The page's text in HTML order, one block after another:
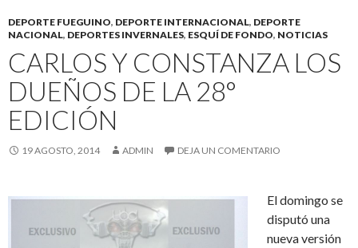
DEPORTE FUEGUINO, DEPORTE INTERNACIONAL, DEPORTE
NACIONAL, DEPORTES INVERNALES, ESQUÍ DE FONDO, NOTICIAS
CARLOS Y CONSTANZA LOS
DUEÑOS DE LA 28°
EDICIÓN
19 AGOSTO, 2014 ADMIN DEJA UN COMENTARIO
El domingo se
disputó una
nueva versión